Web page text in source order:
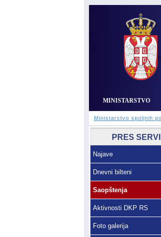
MINISTARSTVO
Ministarstvo spoljnih
PRES
Najave
Dnevni bilteni
Saopštenja
Aktivnosti DKP RS
Foto galerija